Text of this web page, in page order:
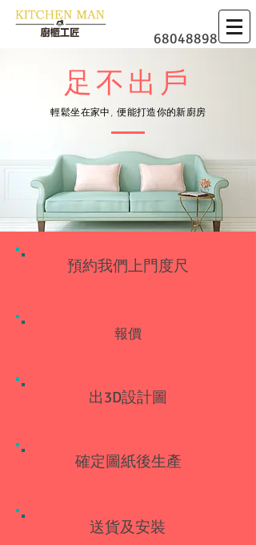
​廚櫃
68048898
足不出戶
輕鬆坐在家中, 便能打造你的新廚房
預約我們上門度尺
報價
出3D設計圖
​確定圖紙後生產
​送貨及安裝